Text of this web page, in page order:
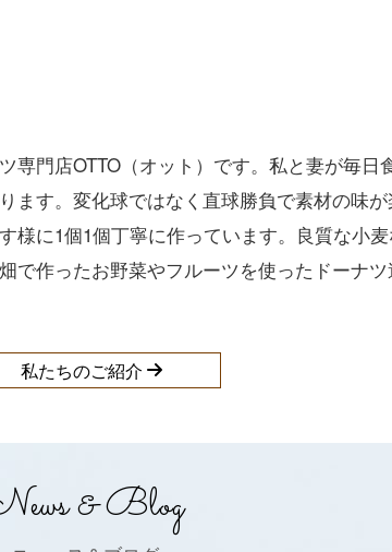
専門店OTTO（オット）です。私と妻が毎日
ます。変化球ではなく直球勝負で素材の味
様に1個1個丁寧に作っています。良質な小
作ったお野菜やフルーツを使ったドーナツ
私たちのご紹介
& Blog